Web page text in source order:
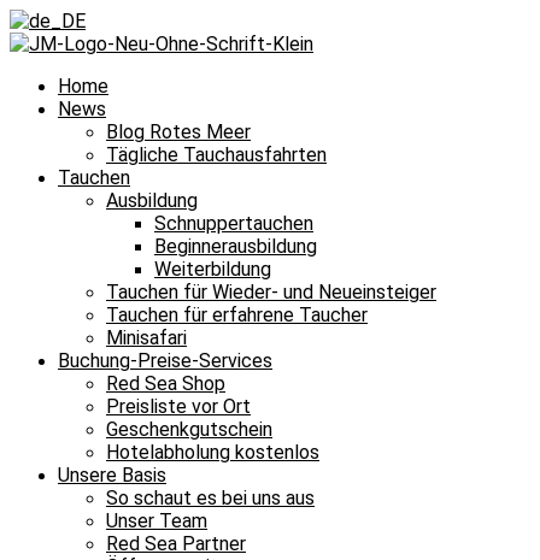
Home
News
Blog Rotes Meer
Tägliche Tauchausfahrten
Tauchen
Ausbildung
Schnuppertauchen
Beginnerausbildung
Weiterbildung
Tauchen für Wieder- und Neueinsteiger
Tauchen für erfahrene Taucher
Minisafari
Buchung-Preise-Services
Red Sea Shop
Preisliste vor Ort
Geschenkgutschein
Hotelabholung kostenlos
Unsere Basis
So schaut es bei uns aus
Unser Team
Red Sea Partner